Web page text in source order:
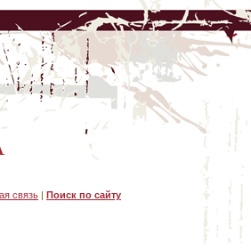
связь | Поиск по сайту